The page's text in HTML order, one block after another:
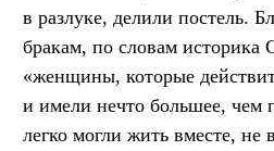
в разлуке, делили постель.
бракам, по словам историка
«женщины, которые
и имели нечто большее, чем
легко могли жить вместе, не